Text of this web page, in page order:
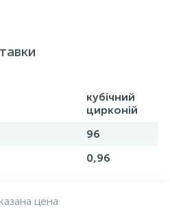
стоит соответствующая
украшению
от реальных из-за
экрана
кубічний
цирконій
96
0,96
цена